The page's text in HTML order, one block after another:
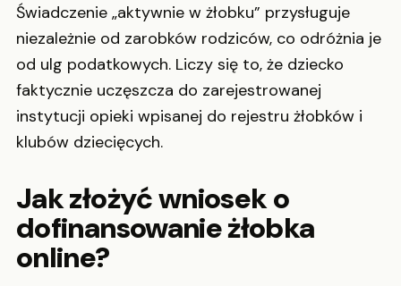
Świadczenie „aktywnie w żłobku” przysługuje
niezależnie od zarobków rodziców, co odróżnia je
od ulg podatkowych. Liczy się to, że dziecko
faktycznie uczęszcza do zarejestrowanej
instytucji opieki wpisanej do rejestru żłobków i
klubów dziecięcych.
Jak złożyć wniosek o
dofinansowanie żłobka
online?